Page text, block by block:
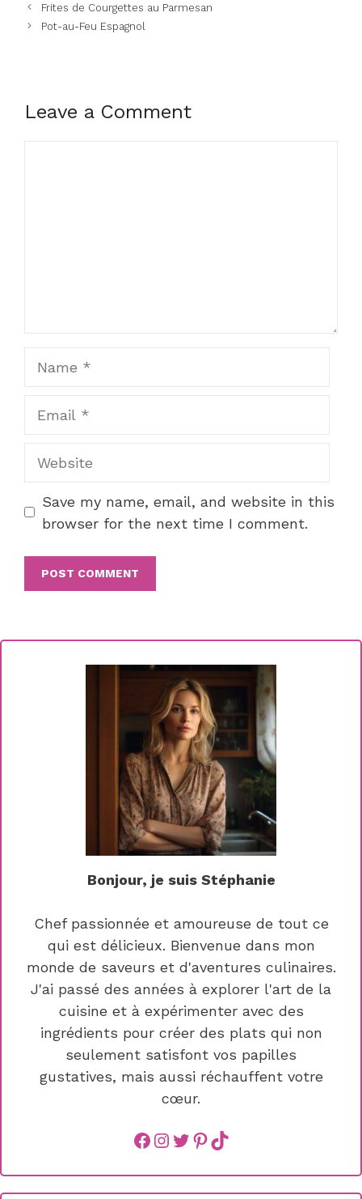
Frites de Courgettes au Parmesan
Pot-au-Feu Espagnol
Leave a Comment
Save my name, email, and website in this
browser for the next time I comment.
Bonjour, je suis Stéphanie
Chef passionnée et amoureuse de tout ce
qui est délicieux. Bienvenue dans mon
monde de saveurs et d'aventures culinaires.
J'ai passé des années à explorer l'art de la
cuisine et à expérimenter avec des
ingrédients pour créer des plats qui non
seulement satisfont vos papilles
gustatives, mais aussi réchauffent votre
cœur.
Facebook
instagram
Twitter
Pinterest
TikTok